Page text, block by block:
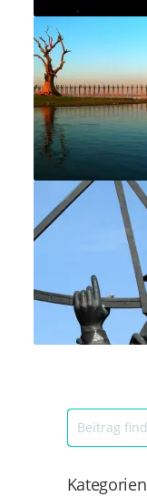
Kategorien